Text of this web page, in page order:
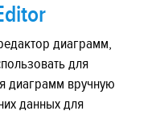
диаграмм,
для
диаграмм вручную
данных для